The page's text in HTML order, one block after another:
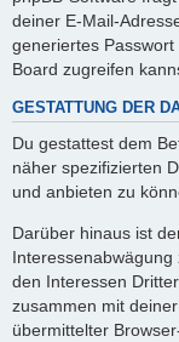
deiner E-Mail-
generiertes
Board zugreifen
GESTATTUNG DER
Du gestattest dem
näher spezifizierten
und anbieten zu
Darüber hinaus ist
den Interessen
zusammen mit
übermittelter